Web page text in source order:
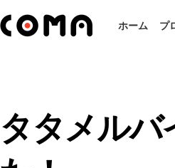
ホーム プ
タタメルバ